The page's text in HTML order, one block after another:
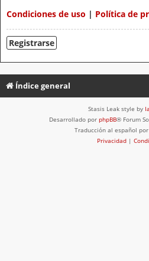
Condiciones de uso | Política de
Registrarse
Índice general
Stasis Leak style by
Desarrollado por phpBB® Forum
Traducción al español por
Privacidad |